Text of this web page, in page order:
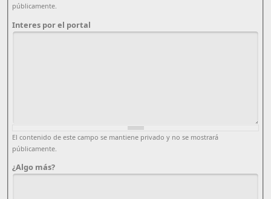
públicamente.
Interes por el portal
El contenido de este campo se mantiene privado y no se mostrará
públicamente.
¿Algo más?